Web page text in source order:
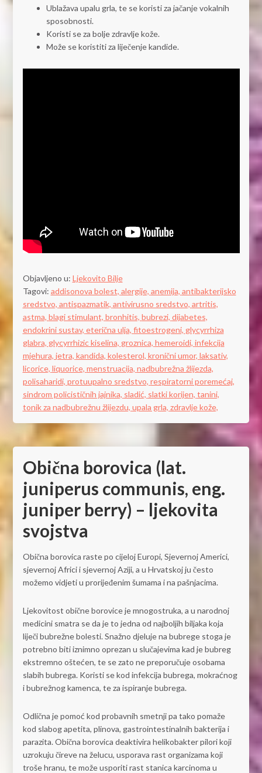
Ublažava upalu grla, te se koristi za jačanje vokalnih
sposobnosti.
Koristi se za bolje zdravlje kože.
Može se koristiti za liječenje kandide.
Objavljeno u: Ljekovito Bilje
Tagovi: addisonova bolest, alergije, anemija, antibakterijsko
sredstvo, antispazmatik, antivirusno sredstvo, artritis,
astma, blagi stimulant, bronhitis, bubrezi, dijabetes,
endokrini sustav, eterična ulja, fitoestrogeni, glycyrrhiza
glabra, glycyrrhizic kiselina, groznica, hemeroidi, infekcija
mjehura, jetra, kandida, kolesterol, kronični umor, laksativ,
licorice, liquorice, menstruacija, nadbubrežna žlijezda,
polisaharidi, protuupalno sredstvo, respiratorni poremećaj,
sindrom policističnih jajnika, sladić, slatki korijen, tanini,
tonik za nadbubrežnu žlijezdu, upala grla, zdravlje kože,
Obična borovica (lat.
juniperus communis, eng.
juniper berry) – ljekovita
svojstva
Obična borovica raste po cijeloj Europi, Sjevernoj Americi,
sjevernoj Africi i sjevernoj Aziji, a u Hrvatskoj ju često
možemo vidjeti u prorijeđenim šumama i na pašnjacima.
Ljekovitost obične borovice je mnogostruka, a u narodnoj
medicini smatra se da je to jedna od najboljih biljaka koja
liječi bubrežne bolesti. Snažno djeluje na bubrege stoga je
potrebno biti iznimno oprezan u slučajevima kad je bubreg
ekstremno oštećen, te se zato ne preporučuje osobama
slabih bubrega. Koristi se kod infekcija bubrega, mokraćnog
i bubrežnog kamenca, te za ispiranje bubrega.
Odlična je pomoć kod probavnih smetnji pa tako pomaže
kod slabog apetita, plinova, gastrointestinalnih bakterija i
parazita. Obična borovica deaktivira helikobakter pilori koji
uzrokuju čireve na želucu, usporava rast organizama koji
troše hranu, te može usporiti rast stanica karcinoma u